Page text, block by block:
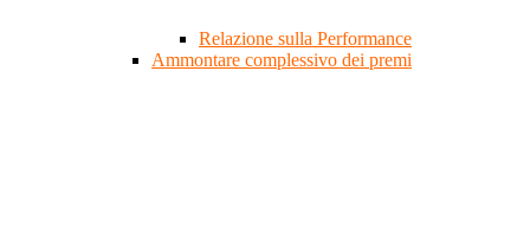
Relazione sulla Performance
Ammontare complessivo dei premi